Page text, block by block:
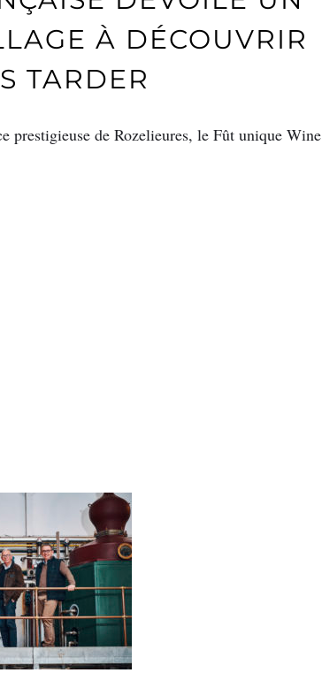
À DÉCOUVRIR
TARDER
prestigieuse de Rozelieures, le Fût unique Wine